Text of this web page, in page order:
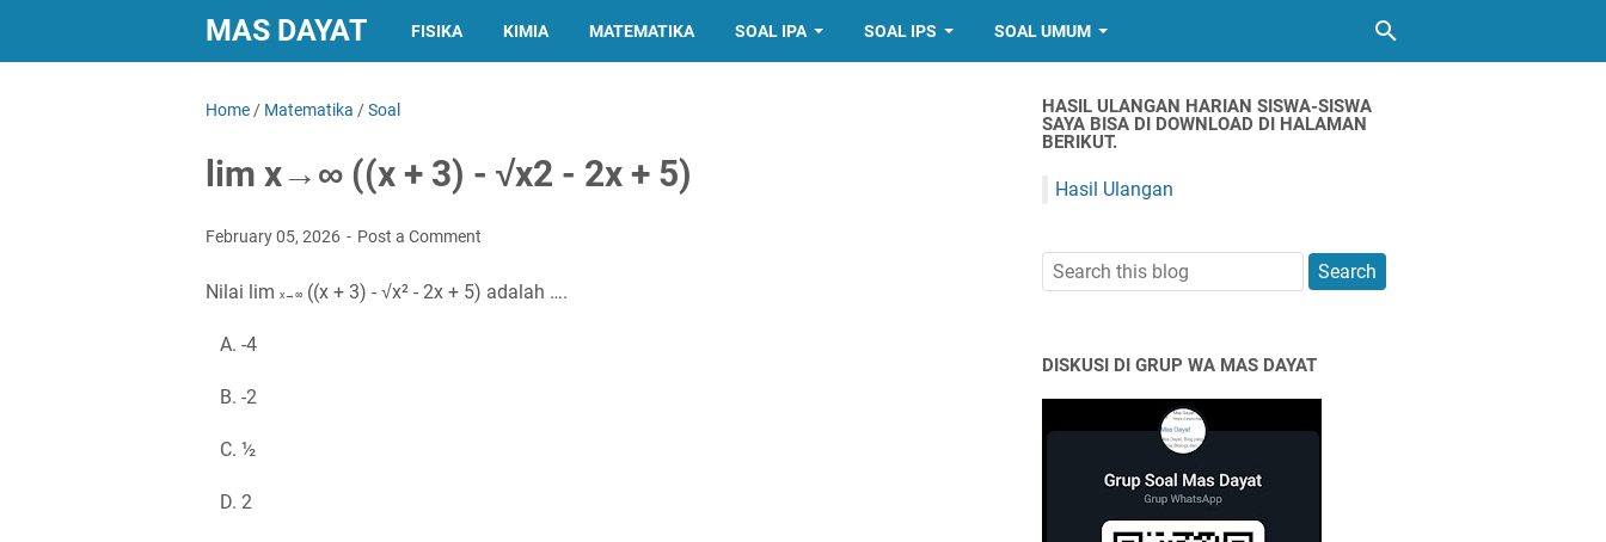
MAS DAYAT FISIKA KIMIA MATEMATIKA SOAL IPA SOAL IPS SOAL UMUM
Home / Matematika /Soal
lim x→∞ ((x + 3) - √x2 - 2x + 5)
February 05, 2026 Post a Comment
Nilai lim x→∞ ((x + 3) - √x² - 2x + 5) adalah ….
A. -4
B. -2
C. ½
D. 2
HASIL ULANGAN HARIAN SISWA-SISWA
SAYA BISA DI DOWNLOAD DI HALAMAN
BERIKUT.
Hasil Ulangan
DISKUSI DI GRUP WA MAS DAYAT